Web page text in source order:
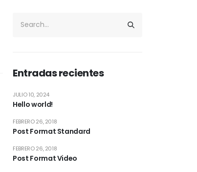
Entradas recientes
Hello world!
JULIO 10, 2024
Post Format Standard
FEBRERO 26, 2018
Post Format Video
FEBRERO 26, 2018